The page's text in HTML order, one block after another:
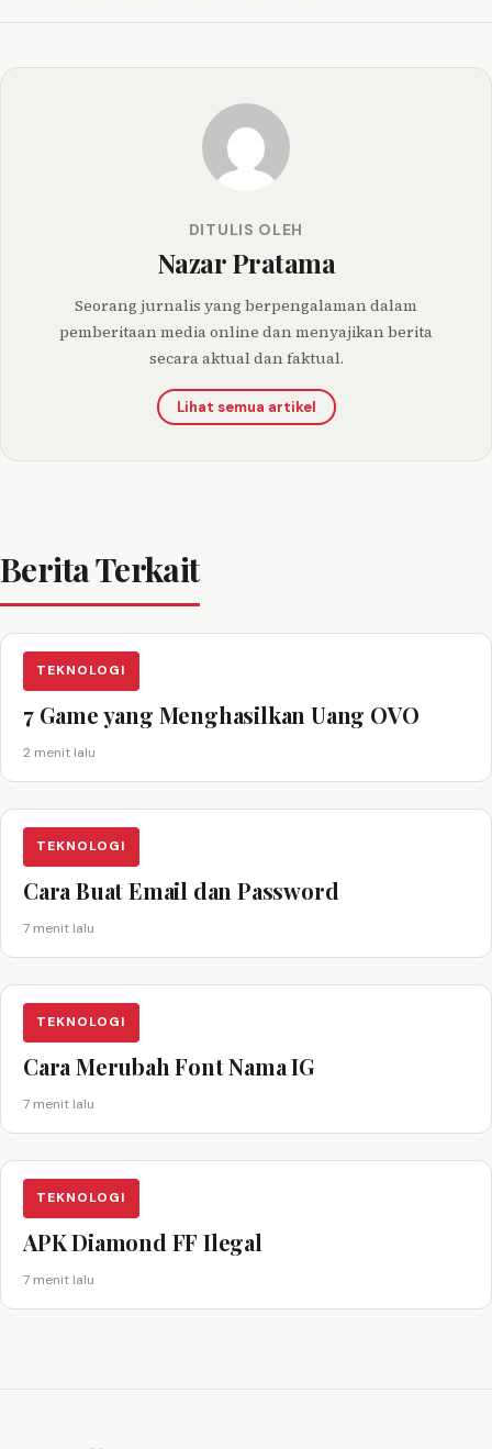
DITULIS OLEH
Nazar Pratama
Seorang jurnalis yang berpengalaman dalam
pemberitaan media online dan menyajikan berita
secara aktual dan faktual.
Lihat semua artikel
Berita Terkait
TEKNOLOGI
7 Game yang Menghasilkan Uang OVO
2 menit lalu
TEKNOLOGI
Cara Buat Email dan Password
7 menit lalu
TEKNOLOGI
Cara Merubah Font Nama IG
7 menit lalu
TEKNOLOGI
APK Diamond FF Ilegal
7 menit lalu